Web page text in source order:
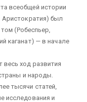
всеобщей истории
был
(Робеспьер,
каганат) — в начале
ход развития
и народы.
тысячи статей,
исследования и